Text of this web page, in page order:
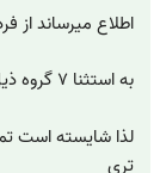
اطلاع میرساند از فردا یکشنبه
به استثنا ۷ گروه ذيل مجاز به باز بودن میباشند.
لذا شایسته است
تری